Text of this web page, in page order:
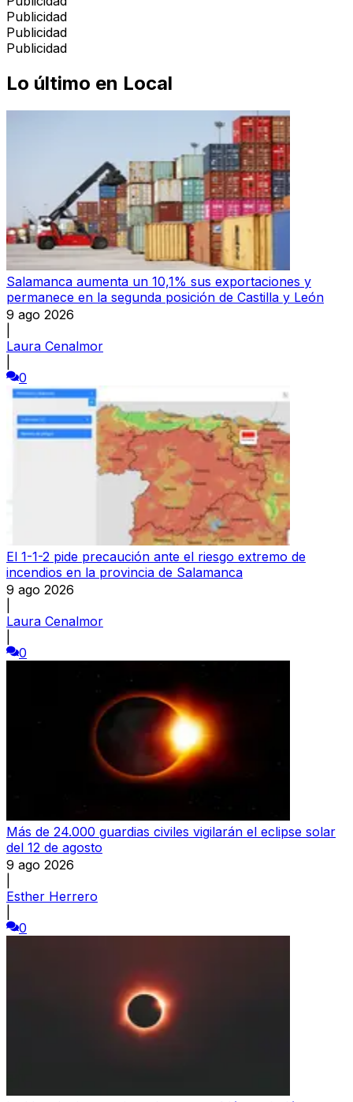
Publicidad
Publicidad
Publicidad
Lo último en Local
Salamanca aumenta un 10,1% sus exportaciones y
permanece en la segunda posición de Castilla y León
9 ago 2026
Laura Cenalmor
0
El 1-1-2 pide precaución ante el riesgo extremo de
incendios en la provincia de Salamanca
9 ago 2026
Laura Cenalmor
0
Más de 24.000 guardias civiles vigilarán el eclipse solar
del 12 de agosto
9 ago 2026
Esther Herrero
0